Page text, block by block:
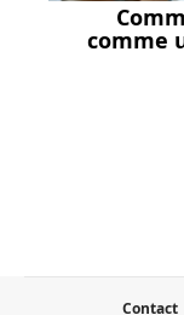
comme
Contact